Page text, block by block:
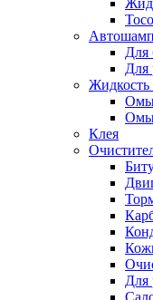
Для
Для
Клея
Для